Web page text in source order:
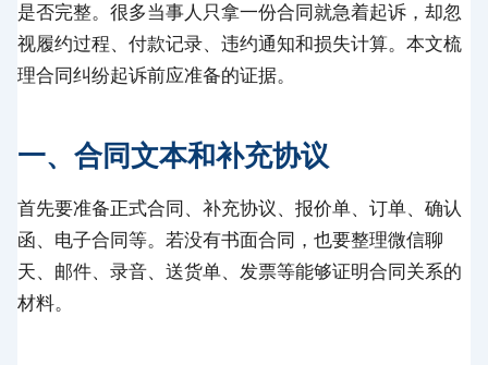
是否完整。很多当事人只拿一份合同就急着起诉，却忽
视履约过程、付款记录、违约通知和损失计算。本文梳
理合同纠纷起诉前应准备的证据。
一、合同文本和补充协议
首先要准备正式合同、补充协议、报价单、订单、确认
函、电子合同等。若没有书面合同，也要整理微信聊
天、邮件、录音、送货单、发票等能够证明合同关系的
材料。